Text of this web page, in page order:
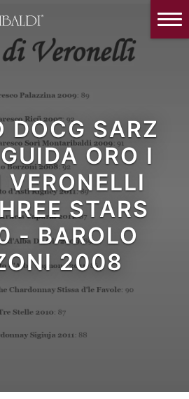
DOCG SARZ
ORO I
STARS
- BAROLO
2008
& Winery visit